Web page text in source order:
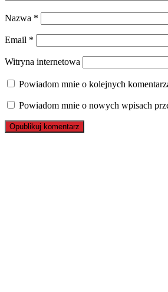
Nazwa *
Email *
Witryna internetowa
Powiadom mnie o kolejnych
Powiadom mnie o nowych wpisach